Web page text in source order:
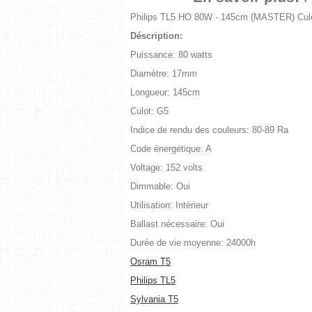
Philips TL5 HO 80W - 145cm (MASTER)
Déscription:
Puissance: 80 watts
Diamètre: 17mm
Longueur: 145cm
Culot: G5
Indice de rendu des couleurs: 80-89 Ra
Code énergétique: A
Voltage: 152 volts
Dimmable: Oui
Utilisation: Intérieur
Ballast nécessaire: Oui
Durée de vie moyenne: 24000h
Osram T5
Philips TL5
Sylvania T5